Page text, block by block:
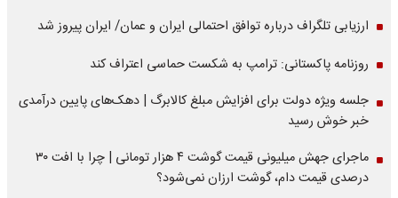
ارزیابی تلگراف درباره توافق احتمالی ایران و عمان/ ایران پیروز شد
روزنامه پاکستانی: ترامپ به شکست حماسی اعتراف کند
جلسه ویژه دولت برای افزایش مبلغ کالابرگ | دهک‌های پایین درآمدی
خبر خوش رسید
ماجرای جهش میلیونی قیمت گوشت ۴ هزار تومانی | چرا با افت ۳۰
درصدی قیمت دام، گوشت ارزان نمی‌شود؟